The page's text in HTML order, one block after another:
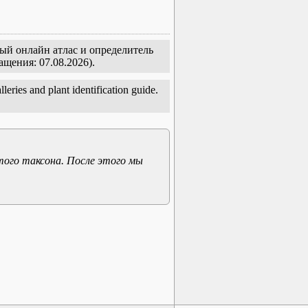
онлайн атлас и определитель
07.08.2026).
and plant identification guide.
таксона. После этого мы